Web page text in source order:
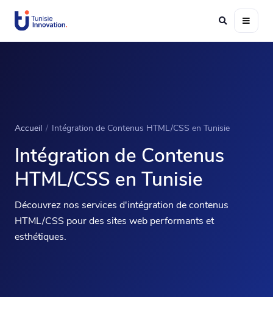
Accueil / Intégration de Contenus HTML/CSS en Tunisie
Intégration de Contenus
HTML/CSS en Tunisie
Découvrez nos services d'intégration de contenus
HTML/CSS pour des sites web performants et
esthétiques.